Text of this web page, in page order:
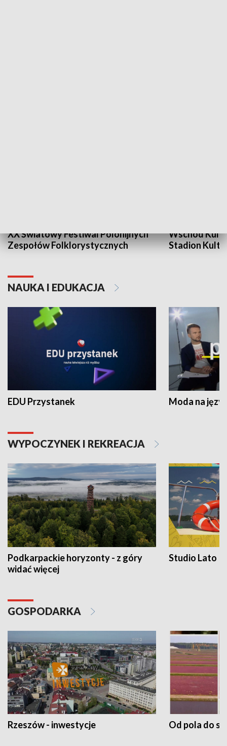
XX Światowy Festiwal Polonijnych
Zespołów Folklorystycznych
Wschód
Stadion
NAUKA I EDUKACJA
EDU Przystanek Moda na
WYPOCZYNEK I REKREACJA
Podkarpackie horyzonty - z góry
widać więcej
Studio Lato
GOSPODARKA
Rzeszów - inwestycje Od pola do